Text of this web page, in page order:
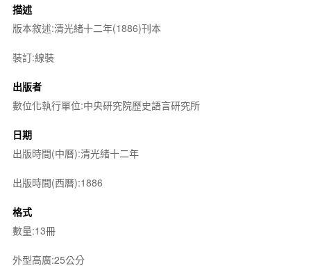
描述
版本敘述:清光緒十二年(1886)刊本
裝訂:線裝
出版者
數位化執行單位:中央研究院歷史語言研究所
日期
出版時間(中曆):清光緒十二年
出版時間(西曆):1886
格式
數量:13冊
外型高廣:25公分